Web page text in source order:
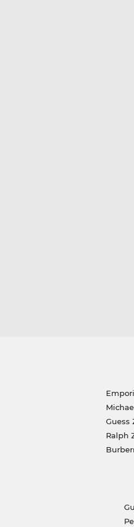
Guess
Ralph